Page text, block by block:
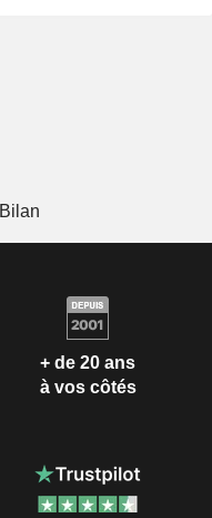
Bilan
+ de 20 ans
à vos côtés